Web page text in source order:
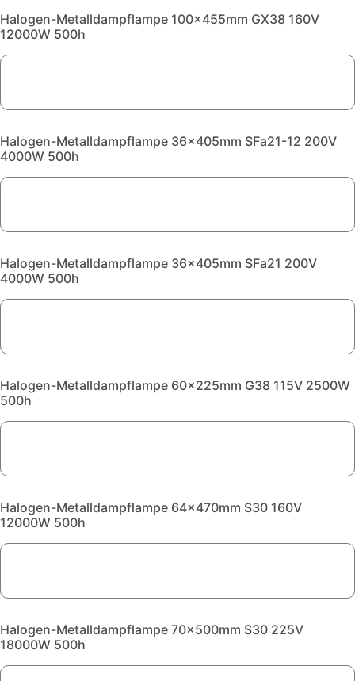
Halogen-Metalldampflampe 100x455mm GX38 160V
12000W 500h
Halogen-Metalldampflampe 36x405mm SFa21-12 200V
4000W 500h
Halogen-Metalldampflampe 36x405mm SFa21 200V
4000W 500h
Halogen-Metalldampflampe 60x225mm G38 115V 2500W
500h
Halogen-Metalldampflampe 64x470mm S30 160V
12000W 500h
Halogen-Metalldampflampe 70x500mm S30 225V
18000W 500h